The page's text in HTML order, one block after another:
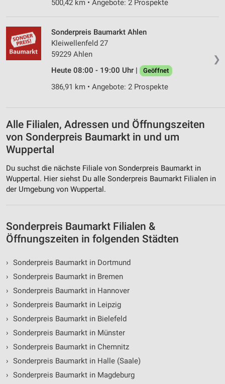
500,42 km • Angebote: 2 Prospekte
❯
Sonderpreis Baumarkt Ahlen
Kleiwellenfeld 27
59229 Ahlen
Heute 08:00 - 19:00 Uhr |
Geöffnet
386,91 km • Angebote: 2 Prospekte
Alle Filialen, Adressen und Öffnungszeiten
von Sonderpreis Baumarkt in und um
Wuppertal
Du suchst die nächste Filiale von Sonderpreis Baumarkt in
Wuppertal. Hier siehst Du alle Sonderpreis Baumarkt Filialen in
der Umgebung von Wuppertal.
Sonderpreis Baumarkt Filialen &
Öffnungszeiten in folgenden Städten
› Sonderpreis Baumarkt in Dortmund
› Sonderpreis Baumarkt in Bremen
› Sonderpreis Baumarkt in Hannover
› Sonderpreis Baumarkt in Leipzig
› Sonderpreis Baumarkt in Bielefeld
› Sonderpreis Baumarkt in Münster
› Sonderpreis Baumarkt in Chemnitz
› Sonderpreis Baumarkt in Halle (Saale)
› Sonderpreis Baumarkt in Magdeburg
Werbung